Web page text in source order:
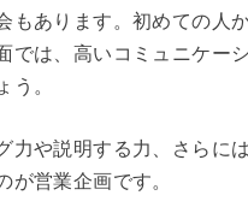
もあります。初めての人
では、高いコミュニケー
う。
力や説明する力、さらに
が営業企画です。